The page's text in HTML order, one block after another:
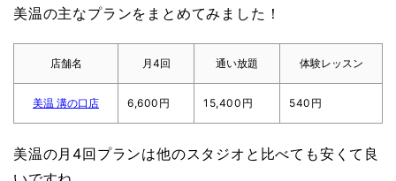
美温の主なプランをまとめてみました！
店舗名 月4回 通い放題 体験レッスン
美温 溝の口店 6,600円 15,400円 540円
美温の月4回プランは他のスタジオと比べても安くて良